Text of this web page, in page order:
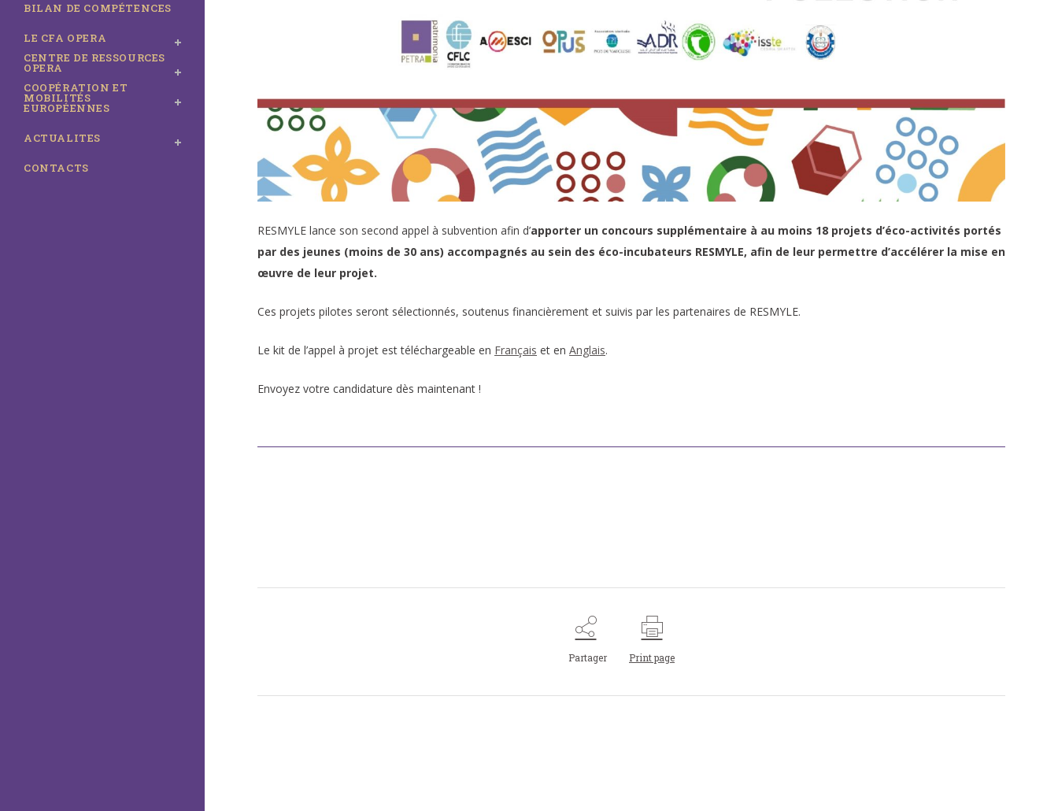
BILAN DE COMPÉTENCES
LE CFA OPERA
CENTRE DE RESSOURCES
OPERA
COOPÉRATION ET
MOBILITÉS
EUROPÉENNES
ACTUALITES
CONTACTS
RESMYLE lance son second appel à subvention afin d’apporter un concours supplémentaire à au moins 18 projets d’éco-activités portés
par des jeunes (moins de 30 ans) accompagnés au sein des éco-incubateurs RESMYLE, afin de leur permettre d’accélérer la mise en
œuvre de leur projet.
Ces projets pilotes seront sélectionnés, soutenus financièrement et suivis par les partenaires de RESMYLE.
Le kit de l’appel à projet est téléchargeable en Français et en Anglais.
Envoyez votre candidature dès maintenant !
Partager Print page